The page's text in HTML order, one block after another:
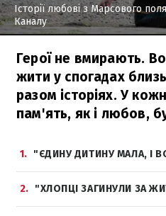
Історії любові з Марсового поля
Каналу
Герої не вмирають.
жити у спогадах
разом історіях. У
пам'ять, як і любов,
1 "ЄДИНУ ДИТИНУ МАЛА, І
2 "ХЛОПЦІ ЗАГИНУЛИ ЗА